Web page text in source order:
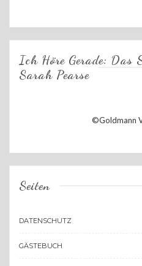
Ich Höre Gerade: Das
Sarah Pearse
©Goldmann
Seiten
DATENSCHUTZ
GÄSTEBUCH